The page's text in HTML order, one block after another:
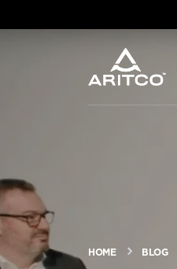
PRODUCTOS
BLOG Y NOTICIAS
ACERCA DE ARITCO
HOME BLOG